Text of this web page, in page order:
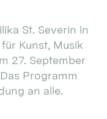
St. Severin in
Kunst, Musik
27. September
Programm
an alle.